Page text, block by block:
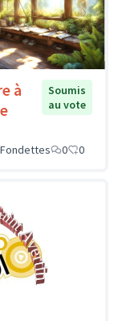
à
Soumis
au vote
0 0